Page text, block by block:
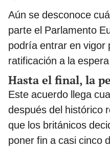
Aún se desconoce
parte el Parlamento
podría entrar en vigor
ratificación a la
Hasta el final, la
Este acuerdo llega
después del histórico
que los británicos
poner fin a casi cinco